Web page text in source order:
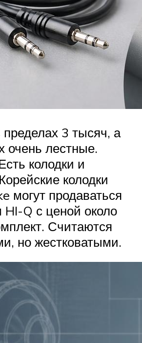
3 тысяч, а
очень лестные.
колодки и
колодки
могут продаваться
Q с ценой около
Считаются
но жестковатыми.